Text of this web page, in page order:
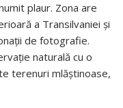
plaur. Zona are
a Transilvaniei și
de fotografie.
naturală cu o
terenuri mlăștinoase,